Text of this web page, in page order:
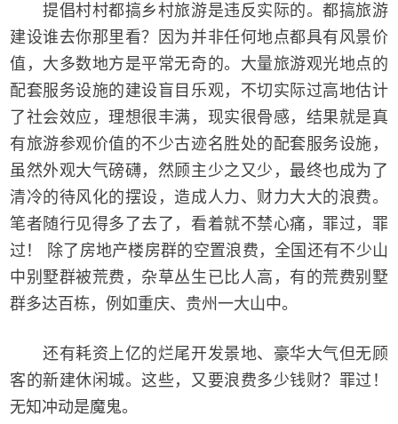
提倡村村都搞乡村旅游是违反实际的。都搞旅游
建设谁去你那里看？因为并非任何地点都具有风景价
值，大多数地方是平常无奇的。大量旅游观光地点的
配套服务设施的建设盲目乐观，不切实际过高地估计
了社会效应，理想很丰满，现实很骨感，结果就是真
有旅游参观价值的不少古迹名胜处的配套服务设施，
虽然外观大气磅礴，然顾主少之又少，最终也成为了
清冷的待风化的摆设，造成人力、财力大大的浪费。
笔者随行见得多了去了，看着就不禁心痛，罪过，罪
过！ 除了房地产楼房群的空置浪费，全国还有不少山
中别墅群被荒费，杂草丛生已比人高，有的荒费别墅
群多达百栋，例如重庆、贵州一大山中。
还有耗资上亿的烂尾开发景地、豪华大气但无顾
客的新建休闲城。这些，又要浪费多少钱财？罪过！
无知冲动是魔鬼。